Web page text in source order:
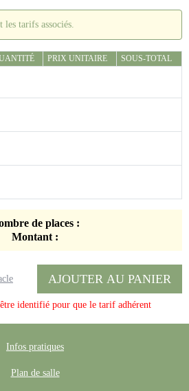
les tarifs associés.
PRIX UNITAIRE SOUS-TOTAL
de places :
Montant :
AJOUTER AU PANIER
identifié pour que le tarif adhérent
Infos pratiques
Plan de salle